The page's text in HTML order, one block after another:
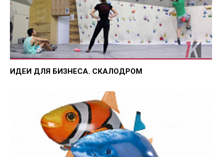
ИДЕИ ДЛЯ БИЗНЕСА. СКАЛОДРОМ